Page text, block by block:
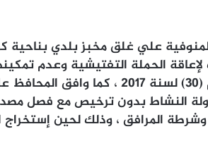
علي غلق مخبز بلدي بناحية
الحملة التفتيشية وعدم
النشاط بدون ترخيص مع فصل مصدر
وشرطة المرافق ، وذلك لحين